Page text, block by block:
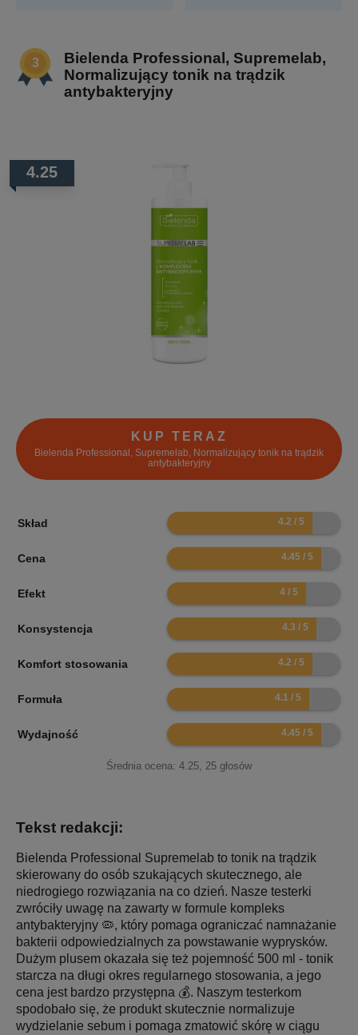
Bielenda Professional, Supremelab,
Normalizujący tonik na trądzik
antybakteryjny
4.25
KUP TERAZ
Bielenda Professional, Supremelab, Normalizujący tonik na trądzik
antybakteryjny
Skład 8.4
Cena 8.9
Efekt 8
Konsystencja 8.6
Komfort stosowania 8.4
Formuła 8.2
Wydajność 8.9
Średnia ocena: 4.25, 25 głosów
Tekst redakcji:
Bielenda Professional Supremelab to tonik na trądzik
skierowany do osób szukających skutecznego, ale
niedrogiego rozwiązania na co dzień. Nasze testerki
zwróciły uwagę na zawarty w formule kompleks
antybakteryjny 🦠, który pomaga ograniczać namnażanie
bakterii odpowiedzialnych za powstawanie wyprysków.
Dużym plusem okazała się też pojemność 500 ml - tonik
starcza na długi okres regularnego stosowania, a jego
cena jest bardzo przystępna 💰. Naszym testerkom
spodobało się, że produkt skutecznie normalizuje
wydzielanie sebum i pomaga zmatowić skórę w ciągu